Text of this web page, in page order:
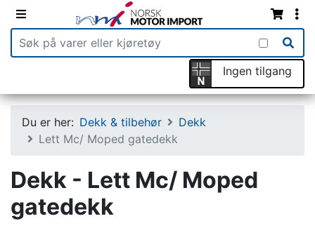
Ingen tilgang
Du er her: Dekk & tilbehør
Dekk
Lett Mc/ Moped gatedekk
Dekk - Lett Mc/ Moped
gatedekk